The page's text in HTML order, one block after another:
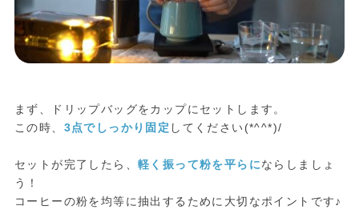
まず、ドリップバッグをカップにセットします。
この時、 3点でしっかり固定 してください(*^^*)/
セットが完了したら、 軽く振って粉を平らにならしましょ
う！
コーヒーの粉を均等に抽出するために大切なポイントです♪